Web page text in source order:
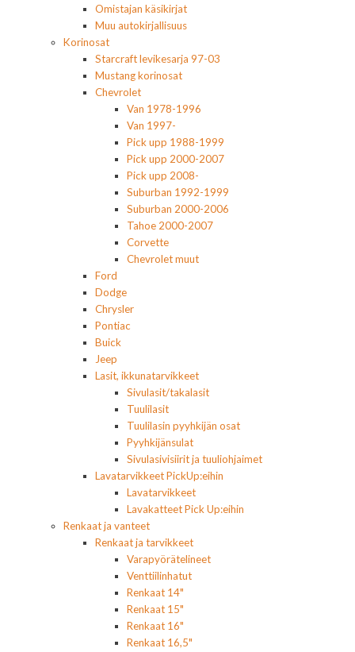
Omistajan käsikirjat
Muu autokirjallisuus
Korinosat
Starcraft levikesarja 97-03
Mustang korinosat
Chevrolet
Van 1978-1996
Van 1997-
Pick upp 1988-1999
Pick upp 2000-2007
Pick upp 2008-
Suburban 1992-1999
Suburban 2000-2006
Tahoe 2000-2007
Corvette
Chevrolet muut
Ford
Dodge
Chrysler
Pontiac
Buick
Jeep
Lasit, ikkunatarvikkeet
Sivulasit/takalasit
Tuulilasit
Tuulilasin pyyhkijän osat
Pyyhkijänsulat
Sivulasivisiirit ja tuuliohjaimet
Lavatarvikkeet PickUp:eihin
Lavatarvikkeet
Lavakatteet Pick Up:eihin
Renkaat ja vanteet
Renkaat ja tarvikkeet
Varapyörätelineet
Venttiilinhatut
Renkaat 14"
Renkaat 15"
Renkaat 16"
Renkaat 16,5"